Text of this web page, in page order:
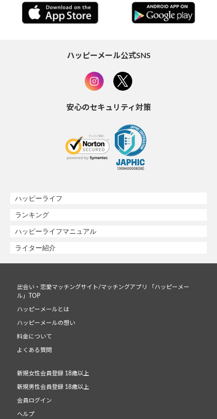
ハッピーメール公式SNS
安心のセキュリティ対策
ハッピーライフ
ランキング
ハッピーライフマニュアル
ライター紹介
出会い・恋愛マッチングサイト/マッチングアプリ 「ハッピーメー
ル」TOP
ハッピーメールとは
ハッピーメールの想い
料金について
よくある質問
新規女性会員登録 18歳以上
新規男性会員登録 18歳以上
会員ログイン
ヘルプ